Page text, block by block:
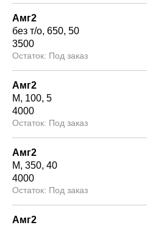
Амг2
без т/о 650 50
3500
Под заказ
Амг2
М
100 5
4000
Под заказ
Амг2
М 350 40
4000
Под заказ
Амг2